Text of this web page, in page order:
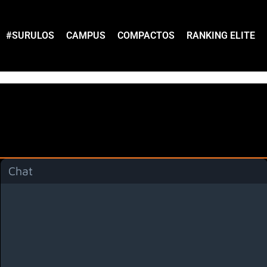
#SURULOS CAMPUS COMPACTOS RANKING ELITE
Chat